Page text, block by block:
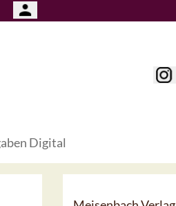
Digital